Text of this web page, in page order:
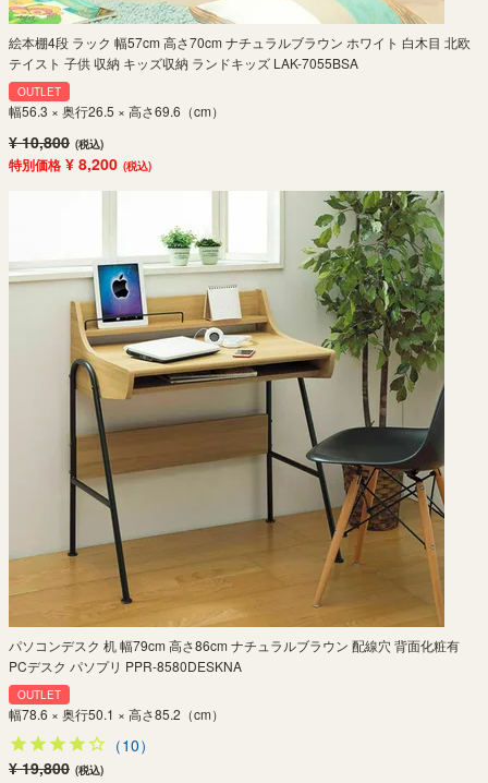
絵本棚4段 ラック 幅57cm 高さ70cm ナチュラルブラウン ホワイト 白木目 北欧
テイスト 子供 収納 キッズ収納 ランドキッズ LAK-7055BSA
OUTLET
幅56.3 × 奥行26.5 × 高さ69.6（cm）
¥ 10,800 (税込)
特別価格 ¥ 8,200 (税込)
パソコンデスク 机 幅79cm 高さ86cm ナチュラルブラウン 配線穴 背面化粧有
PCデスク パソプリ PPR-8580DESKNA
OUTLET
幅78.6 × 奥行50.1 × 高さ85.2（cm）
（10）
¥ 19,800 (税込)